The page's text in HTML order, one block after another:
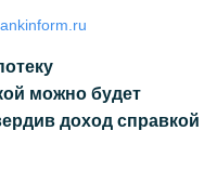
можно будет
доход справкой